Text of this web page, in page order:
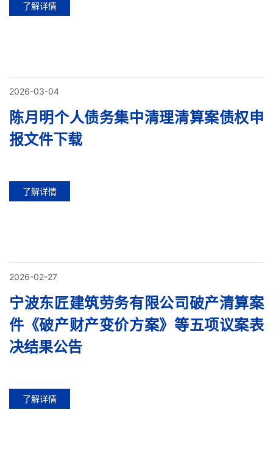
了解详情
2026-03-04
陈月明个人债务集中清理清算案债权申
报文件下载
了解详情
2026-02-27
宁波东匠建筑劳务有限公司破产清算案
件《破产财产变价方案》等五项议案表
决结果公告
了解详情